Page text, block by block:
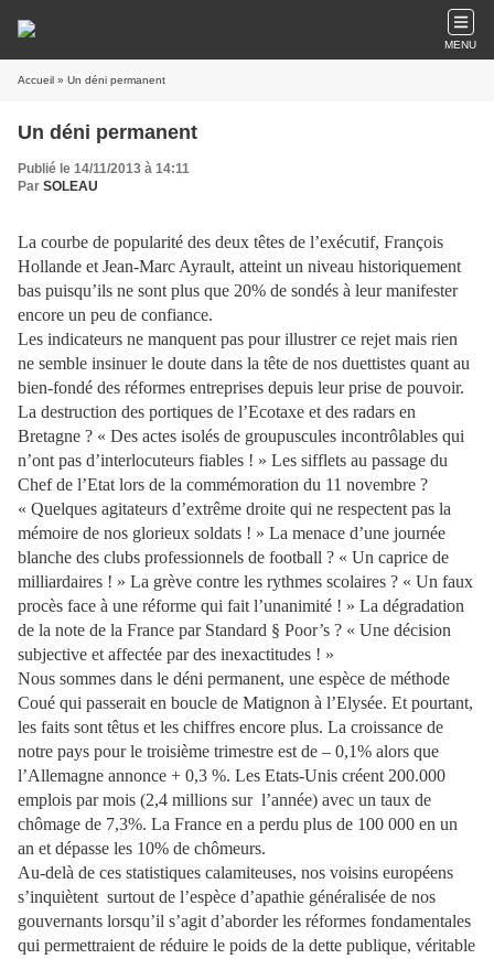
MENU
Accueil » Un déni permanent
Un déni permanent
Publié le 14/11/2013 à 14:11
Par SOLEAU
La courbe de popularité des deux têtes de l’exécutif, François
Hollande et Jean-Marc Ayrault, atteint un niveau historiquement
bas puisqu’ils ne sont plus que 20% de sondés à leur manifester
encore un peu de confiance.
Les indicateurs ne manquent pas pour illustrer ce rejet mais rien
ne semble insinuer le doute dans la tête de nos duettistes quant au
bien-fondé des réformes entreprises depuis leur prise de pouvoir.
La destruction des portiques de l’Ecotaxe et des radars en
Bretagne ? « Des actes isolés de groupuscules incontrôlables qui
n’ont pas d’interlocuteurs fiables ! » Les sifflets au passage du
Chef de l’Etat lors de la commémoration du 11 novembre ?
« Quelques agitateurs d’extrême droite qui ne respectent pas la
mémoire de nos glorieux soldats ! » La menace d’une journée
blanche des clubs professionnels de football ? « Un caprice de
milliardaires ! » La grève contre les rythmes scolaires ? « Un faux
procès face à une réforme qui fait l’unanimité ! » La dégradation
de la note de la France par Standard § Poor’s ? « Une décision
subjective et affectée par des inexactitudes ! »
Nous sommes dans le déni permanent, une espèce de méthode
Coué qui passerait en boucle de Matignon à l’Elysée. Et pourtant,
les faits sont têtus et les chiffres encore plus. La croissance de
notre pays pour le troisième trimestre est de – 0,1% alors que
l’Allemagne annonce + 0,3 %. Les Etats-Unis créent 200.000
emplois par mois (2,4 millions sur l’année) avec un taux de
chômage de 7,3%. La France en a perdu plus de 100 000 en un
an et dépasse les 10% de chômeurs.
Au-delà de ces statistiques calamiteuses, nos voisins européens
s’inquiètent surtout de l’espèce d’apathie généralisée de nos
gouvernants lorsqu’il s’agit d’aborder les réformes fondamentales
qui permettraient de réduire le poids de la dette publique, véritable